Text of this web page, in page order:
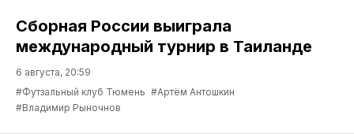
Сборная России выиграла
международный турнир в Таиланде
6 августа, 20:59
#Футзальный клуб Тюмень #Артём Антошкин
#Владимир Рыночнов